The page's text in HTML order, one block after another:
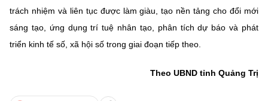
trách nhiệm và liên tục được làm giàu, tạo nền tảng cho đổi mới
sáng tạo, ứng dụng trí tuệ nhân tạo, phân tích dự báo và phát
triển kinh tế số, xã hội số trong giai đoạn tiếp theo.
Theo UBND tỉnh Quảng Trị